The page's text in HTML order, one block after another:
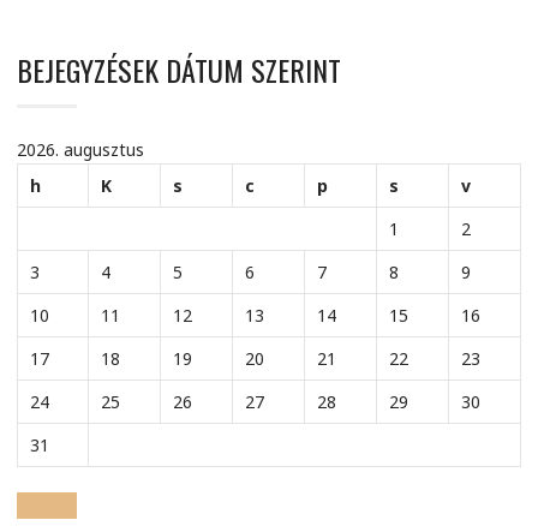
BEJEGYZÉSEK DÁTUM SZERINT
2026. augusztus
h
K s c p s
v
1
2
3
4 5 6 7 8
9
10
11 12 13 14 15
16
17
18 19 20 21 22
23
24
25 26 27 28 29
30
31